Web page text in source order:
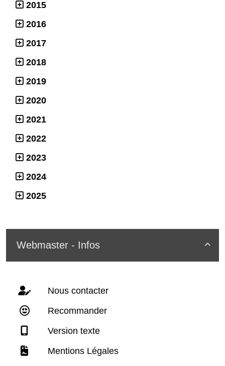
2015
2016
2017
2018
2019
2020
2021
2022
2023
2024
2025

Webmaster - Infos
Nous contacter
Recommander
Version texte
Mentions Légales